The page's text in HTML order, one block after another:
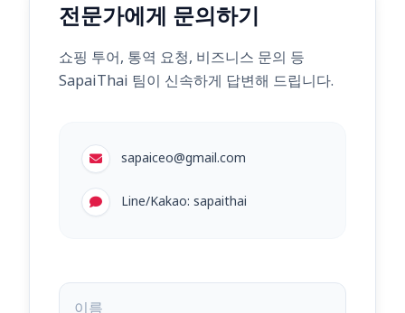
전문가에게 문의하기
쇼핑 투어, 통역 요청, 비즈니스 문의 등
SapaiThai 팀이 신속하게 답변해 드립니다.
sapaiceo@gmail.com
Line/Kakao: sapaithai